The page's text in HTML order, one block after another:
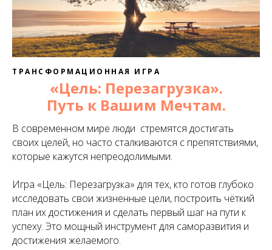
ТРАНСФОРМАЦИОННАЯ ИГРА
«Цель: Перезагрузка».
Путь к Вашим Мечтам.
В современном мире люди стремятся достигать
своих целей, но часто сталкиваются с препятствиями,
которые кажутся непреодолимыми.
Игра «Цель: Перезагрузка» для тех, кто готов глубоко
исследовать свои жизненные цели, построить чёткий
план их достижения и сделать первый шаг на пути к
успеху. Это мощный инструмент для саморазвития и
достижения желаемого.